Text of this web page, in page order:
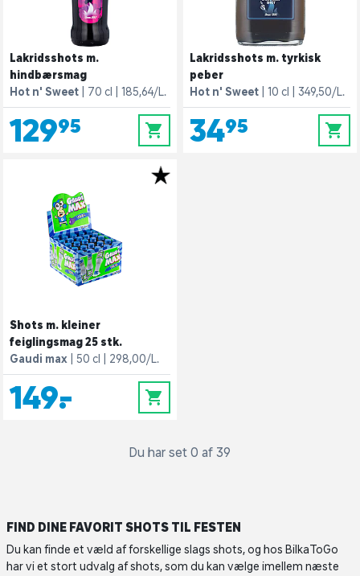
Lakridsshots m.
hindbærsmag
Hot n' Sweet
70 cl 185,64/L.
129,95 0
Lakridsshots m. tyrkisk
peber
Hot n' Sweet
10 cl 349,50/L.
34,95 0
Shots m. kleiner
feiglingsmag 25 stk.
Gaudi max
50 cl 298,00/L.
149,- 0
Du har set 0 af 39
FIND DINE FAVORIT SHOTS TIL FESTEN
Du kan finde et væld af forskellige slags shots, og hos BilkaToGo
har vi et stort udvalg af shots, som du kan vælge imellem næste